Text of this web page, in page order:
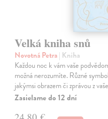
Velká kniha snů
Novotná Petra| Kniha
Každou noc k vám vaše
možná nerozumíte. Různé
jakýmsi obrazem či zprávou z
Zasielame do 12 dní